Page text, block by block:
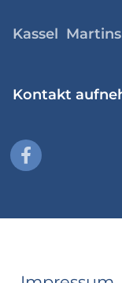
Kassel
Kontakt